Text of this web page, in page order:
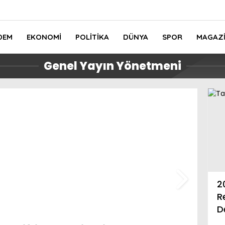
EKONOMI POLITIKA DÜNYA SPOR
Genel Yayın Yönetmeni